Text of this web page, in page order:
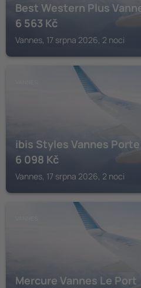
Best Western Plus
6 563 Kč
Vannes, 17 srpna 2026, 2 noci
ibis Styles Vannes
6 098 Kč
Vannes, 17 srpna 2026, 2 noci
Mercure Vannes Le Port